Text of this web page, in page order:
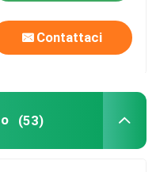
Contattaci
(53)